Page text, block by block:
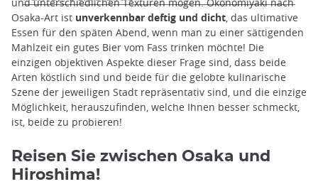
Osaka-Art ist unverkennbar deftig und dicht, das ultimative
Essen für den späten Abend, wenn man zu einer sättigenden
Mahlzeit ein gutes Bier vom Fass trinken möchte! Die
einzigen objektiven Aspekte dieser Frage sind, dass beide
Arten köstlich sind und beide für die gelobte kulinarische
Szene der jeweiligen Stadt repräsentativ sind, und die einzige
Möglichkeit, herauszufinden, welche Ihnen besser schmeckt,
ist, beide zu probieren!
Reisen Sie zwischen Osaka und
Hiroshima!